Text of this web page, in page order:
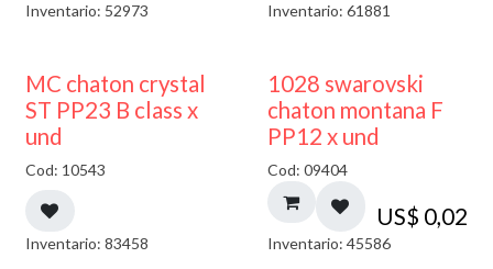
Inventario: 52973 Inventario: 61881
MC chaton crystal
ST PP23 B class x
und
Cod: 10543
Inventario: 83458
1028 swarovski
chaton montana F
PP12 x und
Cod: 09404
US$ 0,02
Inventario: 45586